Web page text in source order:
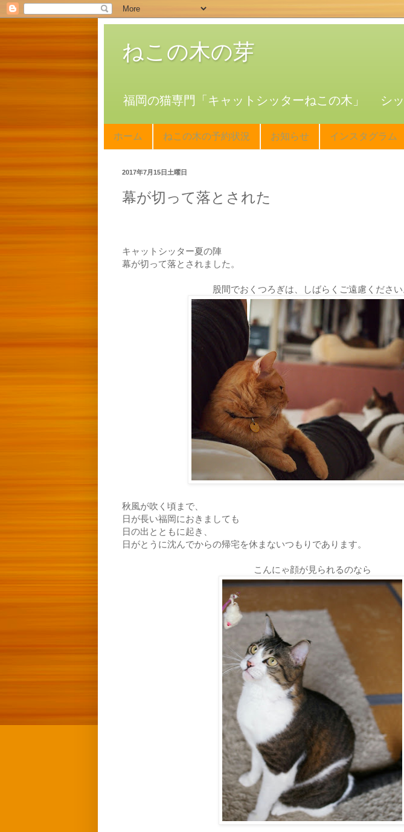
ねこの木の芽
福岡の猫専門「キャットシッターねこの木」 シッ
ホーム ねこの木の予約状況 お知らせ インスタグラム
2017年7月15日土曜日
幕が切って落とされた
キャットシッター夏の陣
幕が切って落とされました。
股間でおくつろぎは、しばらくご遠慮ください
秋風が吹く頃まで、
日が長い福岡におきましても
日の出とともに起き、
日がとうに沈んでからの帰宅を休まないつもりであります。
こんにゃ顔が見られるのなら